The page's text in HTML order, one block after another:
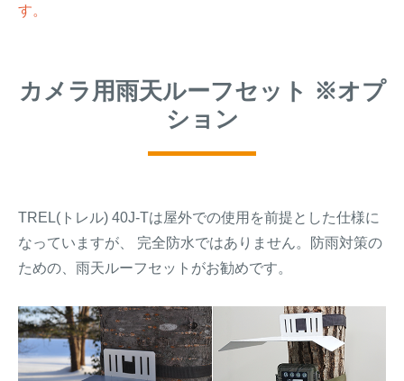
す。
カメラ用雨天ルーフセット ※オプ
ション
TREL(トレル) 40J-Tは屋外での使用を前提とした仕様に
なっていますが、 完全防水ではありません。防雨対策の
ための、雨天ルーフセットがお勧めです。